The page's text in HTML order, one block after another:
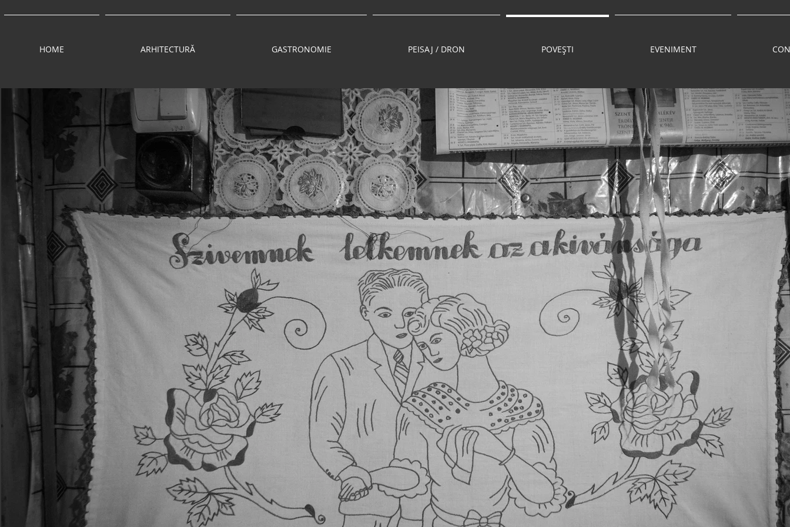
HOME ARHITECTURĂ GASTRONOMIE PEISAJ / DRON POVEȘTI EVENIMENT